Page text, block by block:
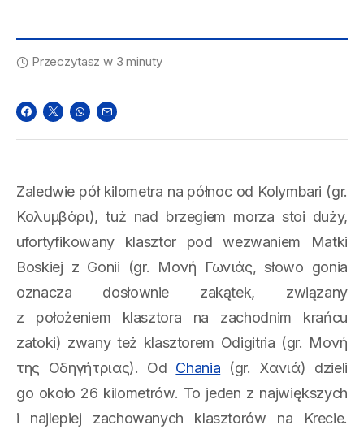
Przeczytasz w 3 minuty
Zaledwie pół kilometra na północ od Kolymbari (gr.
Κολυμβάρι), tuż nad brzegiem morza stoi duży,
ufortyfikowany klasztor pod wezwaniem Matki
Boskiej z Gonii (gr. Μονή Γωνιάς, słowo gonia
oznacza dosłownie zakątek, związany
z położeniem klasztora na zachodnim krańcu
zatoki) zwany też klasztorem Odigitria (gr. Μονή
της Οδηγήτριας). Od Chania (gr. Χανιά) dzieli
go około 26 kilometrów. To jeden z największych
i najlepiej zachowanych klasztorów na Krecie.